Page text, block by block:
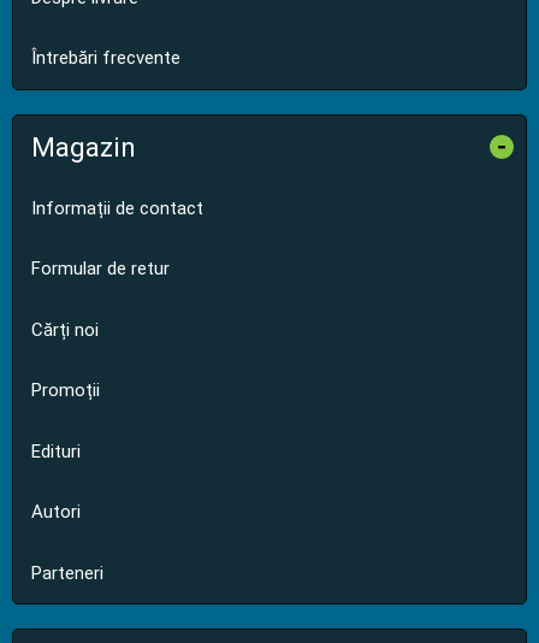
Întrebări frecvente
Magazin -
Informații de contact
Formular de retur
Cărți noi
Promoții
Edituri
Autori
Parteneri